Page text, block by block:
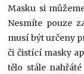
Masku si
Nesmíte pouze
musí být určeny
či čistící masky
tělo stále